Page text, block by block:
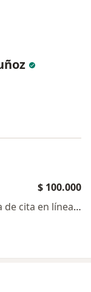
$ 100.000
Este especialista no ofrece reserva de cita en línea en esta dirección.